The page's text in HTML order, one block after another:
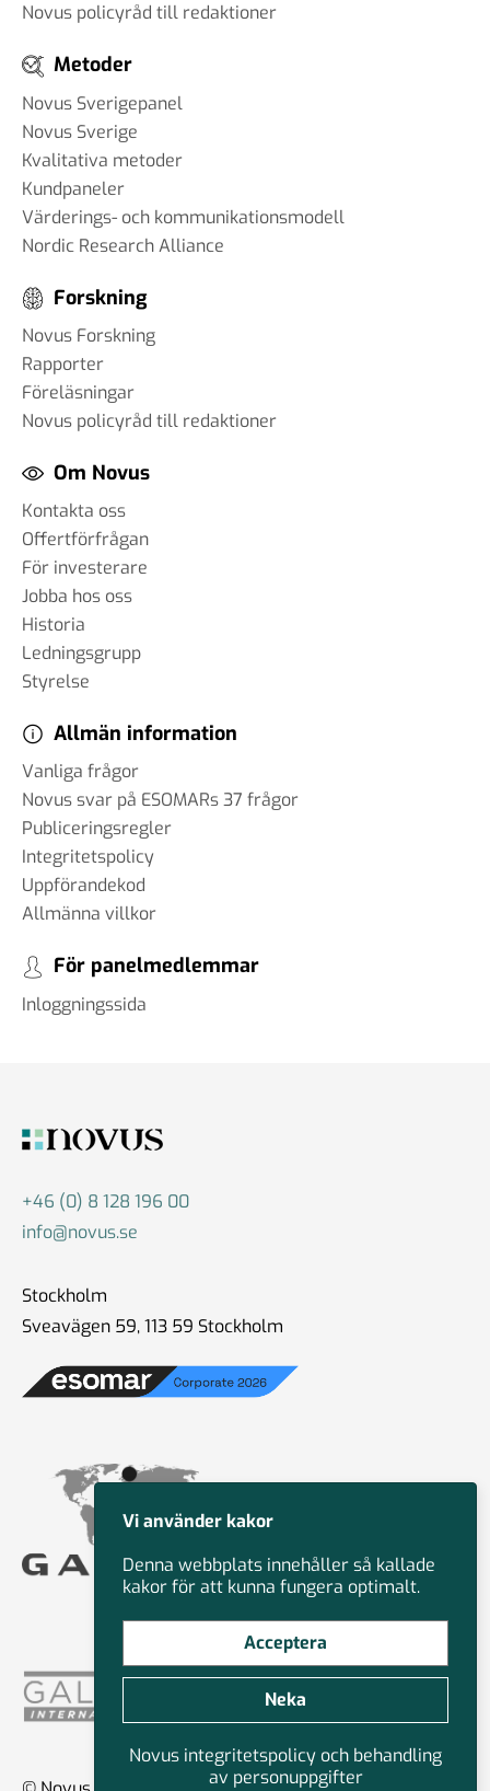
Novus policyråd till redaktioner
Metoder
Novus Sverigepanel
Novus Sverige
Kvalitativa metoder
Kundpaneler
Värderings- och kommunikationsmodell
Nordic Research Alliance
Forskning
Novus Forskning
Rapporter
Föreläsningar
Novus policyråd till redaktioner
Om Novus
Kontakta oss
Offertförfrågan
För investerare
Jobba hos oss
Historia
Ledningsgrupp
Styrelse
Allmän information
Vanliga frågor
Novus svar på ESOMARs 37 frågor
Publiceringsregler
Integritetspolicy
Uppförandekod
Allmänna villkor
För panelmedlemmar
Inloggningssida
+46 (0) 8 128 196 00
info@novus.se
Stockholm
Sveavägen 59, 113 59 Stockholm
Vi använder kakor
Denna webbplats innehåller så kallade
kakor för att kunna fungera optimalt.
Acceptera
Neka
Novus integritetspolicy och behandling
av personuppgifter